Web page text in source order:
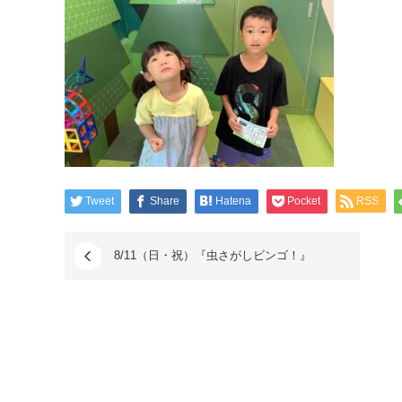
Tweet Share Hatena Pocket RSS
8/11（日・祝）『虫さがしビンゴ！』